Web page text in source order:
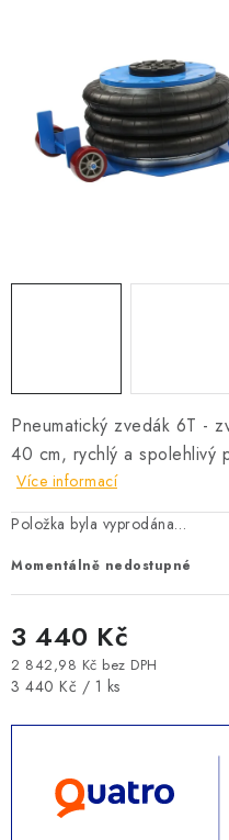
ČIŠTĚNÍ A MYTÍ
PROFI PORADNA
Cookies
Ochrana osobních
LICENCE K FOTOGRAFIÍM
Newslleter z Profigaraz.cz
Pneumatický zvedák 6T -
40 cm, rychlý a spolehlivý
Více informací
Položka byla vyprodána…
Momentálně nedostupné
3 440 Kč
2 842,98 Kč bez DPH
Měrná cena:
3 440 Kč / 1 ks